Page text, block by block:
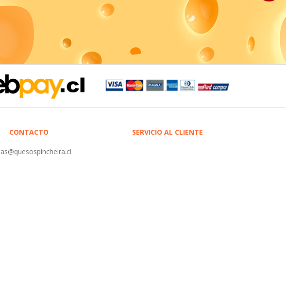
CONTACTO SERVICIO AL CLIENTE